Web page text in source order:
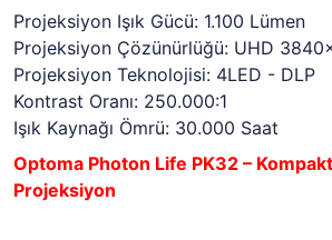
Projeksiyon Işık Gücü: 1.100 Lümen
Projeksiyon Çözünürlüğü: UHD
Projeksiyon Teknolojisi: 4LED - DLP
Kontrast Oranı: 250.000:1
Işık Kaynağı Ömrü: 30.000 Saat
Optoma Photon Life PK32 –
Projeksiyon